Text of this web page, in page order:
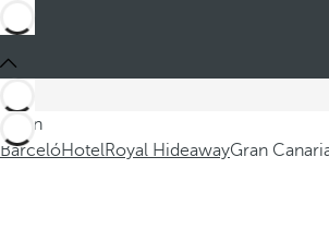
Sei in
BarcelóHotelRoyal HideawayGran